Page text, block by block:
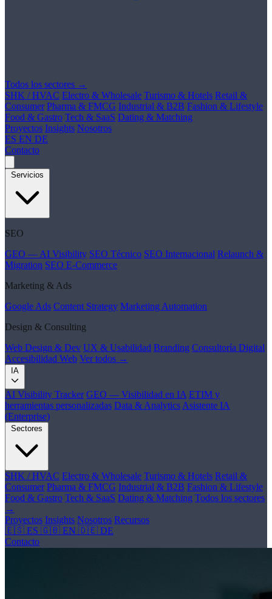
Todos los sectores →
SHK / HVAC Electro & Wholesale Turismo & Hotels Retail &
Consumer Pharma & FMCG Industrial & B2B Fashion & Lifestyle
Food & Gastro Tech & SaaS Dating & Matching
Proyectos Insights Nosotros
ES EN DE
Contacto
Servicios
SEO
GEO — AI Visibility SEO Técnico SEO Internacional Relaunch &
Migration SEO E-Commerce
Marketing & Ads
Google Ads Content Strategy Marketing Automation
Design & Consulting
Web Design & Dev UX & Usabilidad Branding Consultoría Digital
Accesibilidad Web Ver todos →
IA
AI Visibility Tracker GEO — Visibilidad en IA ETIM y
herramientas personalizadas Data & Analytics Asistente IA
(Enterprise)
Sectores
SHK / HVAC Electro & Wholesale Turismo & Hotels Retail &
Consumer Pharma & FMCG Industrial & B2B Fashion & Lifestyle
Food & Gastro Tech & SaaS Dating & Matching Todos los sectores
→
Proyectos Insights Nosotros Recursos
🇪🇸 ES 🇬🇧 EN 🇩🇪 DE
Contacto